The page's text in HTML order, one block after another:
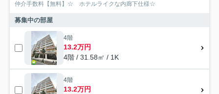
仲介手数料【無料】☆ ホテルライクな内廊下仕様☆
募集中の部屋
4階
13.2万円
4階 / 31.58㎡ / 1K
4階
13.2万円